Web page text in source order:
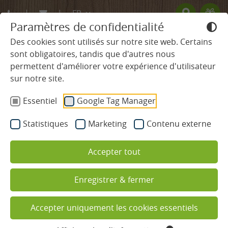
Paramètres de confidentialité
Des cookies sont utilisés sur notre site web. Certains
sont obligatoires, tandis que d'autres nous
permettent d'améliorer votre expérience d'utilisateur
sur notre site.
Essentiel
Google Tag Manager
Statistiques Marketing Contenu externe
Accepter tout
Enregistrer & fermer
Accepter uniquement les cookies essentiels
FR
DE
EN
HÔTEL
CHAMBRES & TARIFS
Chambres & suites
Prestations incluses
Informations utiles
Fête nationale à Brettental